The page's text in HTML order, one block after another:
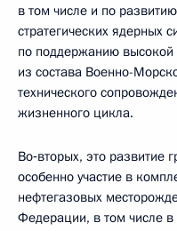
в том числе и по
стратегических ядерных
по поддержанию высокой
из состава Военно-
технического
жизненного цикла.
Во‑вторых, это развитие
особенно участие в
нефтегазовых
Федерации, в том числе в